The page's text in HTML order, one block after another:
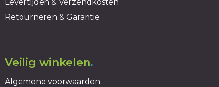
Levertijden & Verzendkosten
Retourneren & Garantie
Veilig winkelen.
Algemene voorwaarden